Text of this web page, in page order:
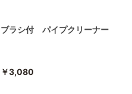
ブラシ付 パイプクリーナー
￥3,080